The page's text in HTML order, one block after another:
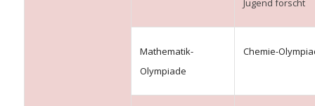
Jugend forscht
Mathematik-
Olympiade
Chemie-